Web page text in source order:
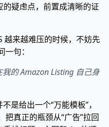
的疑虑点，前置成清晰的证
越来越难压的时候，不妨先
句：
的 Amazon Listing 自己身
是给出一个“万能模板”，
真正的瓶颈从“广告”拉回